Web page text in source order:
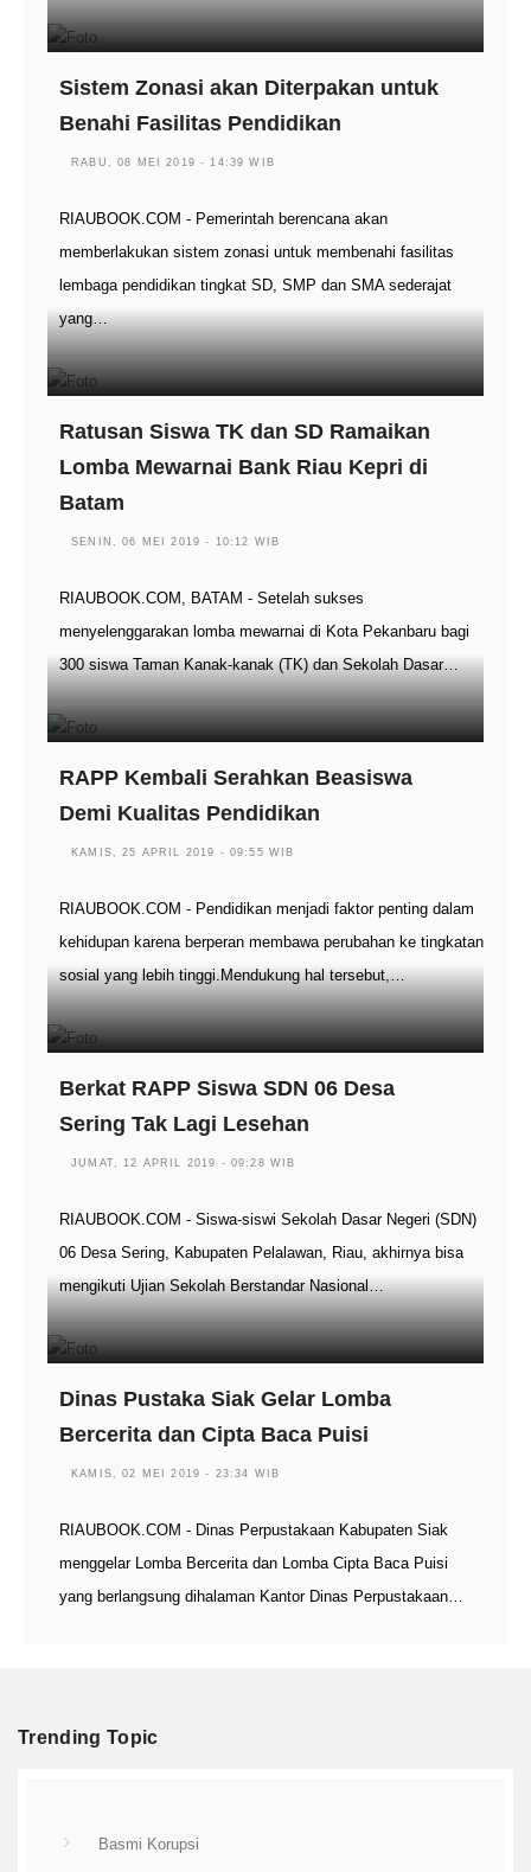
Sistem Zonasi akan Diterpakan untuk
Benahi Fasilitas Pendidikan
RABU, 08 MEI 2019 - 14:39 WIB
RIAUBOOK.COM - Pemerintah berencana akan
memberlakukan sistem zonasi untuk membenahi fasilitas
lembaga pendidikan tingkat SD, SMP dan SMA sederajat
yang…
Ratusan Siswa TK dan SD Ramaikan
Lomba Mewarnai Bank Riau Kepri di
Batam
SENIN, 06 MEI 2019 - 10:12 WIB
RIAUBOOK.COM, BATAM - Setelah sukses
menyelenggarakan lomba mewarnai di Kota Pekanbaru bagi
300 siswa Taman Kanak-kanak (TK) dan Sekolah Dasar…
RAPP Kembali Serahkan Beasiswa
Demi Kualitas Pendidikan
KAMIS, 25 APRIL 2019 - 09:55 WIB
RIAUBOOK.COM - Pendidikan menjadi faktor penting dalam
kehidupan karena berperan membawa perubahan ke tingkatan
sosial yang lebih tinggi.Mendukung hal tersebut,…
Berkat RAPP Siswa SDN 06 Desa
Sering Tak Lagi Lesehan
JUMAT, 12 APRIL 2019 - 09:28 WIB
RIAUBOOK.COM - Siswa-siswi Sekolah Dasar Negeri (SDN)
06 Desa Sering, Kabupaten Pelalawan, Riau, akhirnya bisa
mengikuti Ujian Sekolah Berstandar Nasional…
Dinas Pustaka Siak Gelar Lomba
Bercerita dan Cipta Baca Puisi
KAMIS, 02 MEI 2019 - 23:34 WIB
RIAUBOOK.COM - Dinas Perpustakaan Kabupaten Siak
menggelar Lomba Bercerita dan Lomba Cipta Baca Puisi
yang berlangsung dihalaman Kantor Dinas Perpustakaan…
Trending Topic
Basmi Korupsi